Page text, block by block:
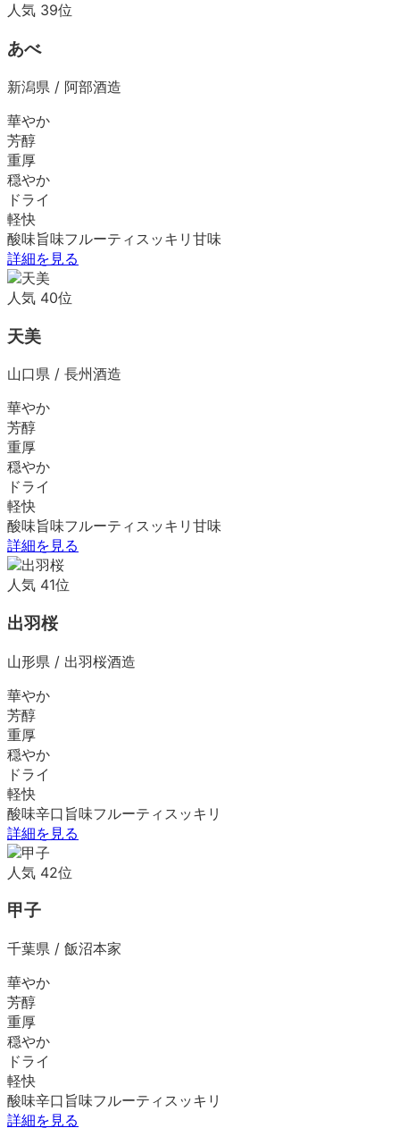
人気 39位
あべ
新潟県 / 阿部酒造
華やか
芳醇
重厚
穏やか
ドライ
軽快
酸味旨味フルーティ スッキリ 甘味
詳細を見る
人気 40位
天美
山口県 / 長州酒造
華やか
芳醇
重厚
穏やか
ドライ
軽快
酸味旨味フルーティ スッキリ 甘味
詳細を見る
人気 41位
出羽桜
山形県 / 出羽桜酒造
華やか
芳醇
重厚
穏やか
ドライ
軽快
酸味辛口 旨味フルーティ スッキリ
詳細を見る
人気 42位
甲子
千葉県 / 飯沼本家
華やか
芳醇
重厚
穏やか
ドライ
軽快
酸味辛口 旨味フルーティ スッキリ
詳細を見る